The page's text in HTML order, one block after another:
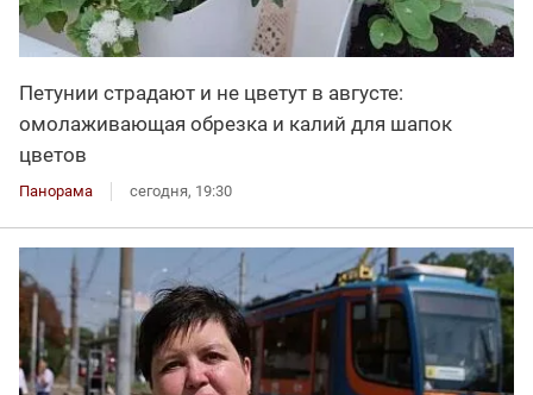
Петунии страдают и не цветут в августе:
омолаживающая обрезка и калий для шапок
цветов
Панорама сегодня, 19:30